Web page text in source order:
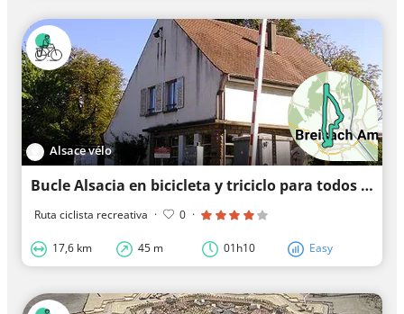
Alsace vélo
Bucle Alsacia en bicicleta y triciclo para todos - Entre murallas y canales de Neuf-Brisach a Kunhe
Ruta ciclista recreativa · 0 ·
17,6 km 45 m 01h10 Easy